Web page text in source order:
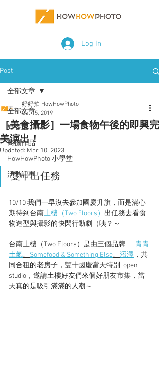
Log In
Post
全部文章
好客室
商攝作品
HowHowPhoto 小學堂
活動記事
全部文章
［美食攝影］一場食物午後的即興完
美演出！
好好拍 HowHowPhoto
Oct 15, 2019
Updated: Mar 10, 2023
雙十出任務
10/10 我們一早沒去參加國慶升旗，而是滿心
期待到台南土樓（Two Floors） 出任務去看食
物造型與攝影的快閃行動劇（咦？～
台南土樓（Two Floors）是由三個品牌──青青
土氣、 Somefood & Something Else、 沼澤 ，共
同合租的老房子，雙十國慶當天特別  open
studio，邀請土樓好友們來個好朋友市集，當
天真的是吸引滿滿的人潮～